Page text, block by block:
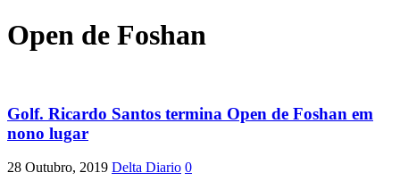
Open de Foshan
Golf. Ricardo Santos termina Open de Foshan em
nono lugar
28 Outubro, 2019 Delta Diario 0